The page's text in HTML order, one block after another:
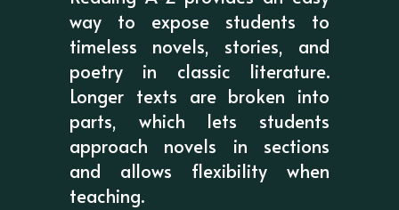
way to expose students to
timeless novels, stories, and
poetry in classic literature.
Longer texts are broken into
parts, which lets students
approach novels in sections
and allows flexibility when
teaching.